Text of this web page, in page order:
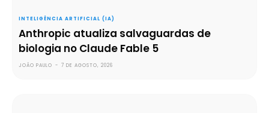
INTELIGÊNCIA ARTIFICIAL (IA)
Anthropic atualiza salvaguardas de
biologia no Claude Fable 5
JOÃO PAULO - 7 DE AGOSTO, 2026